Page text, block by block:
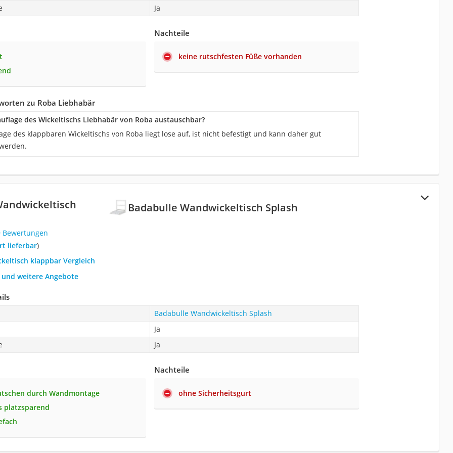
Ja
Nachteile
keine rutschfesten Füße vorhanden
zu Roba Liebhabär
des Wickeltischs Liebhabär von Roba austauschbar?
des klappbaren Wickeltischs von Roba liegt lose auf, ist nicht befestigt und kann daher gut
Badabulle Wandwickeltisch Splash
Bewertungen
lieferbar)
klappbar Vergleich
weitere Angebote
Badabulle Wandwickeltisch Splash
Ja
Ja
durch Wandmontage
platzsparend
Nachteile
ohne Sicherheitsgurt